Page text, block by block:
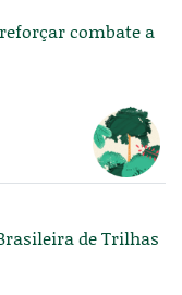
combate a
de Trilhas